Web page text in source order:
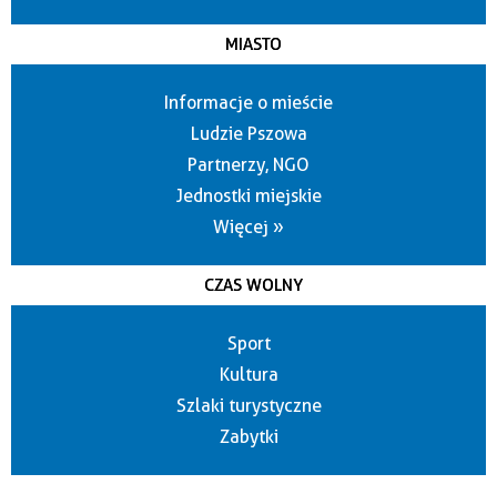
MIASTO
Informacje o mieście
Ludzie Pszowa
Partnerzy, NGO
Jednostki miejskie
Więcej »
CZAS WOLNY
Sport
Kultura
Szlaki turystyczne
Zabytki